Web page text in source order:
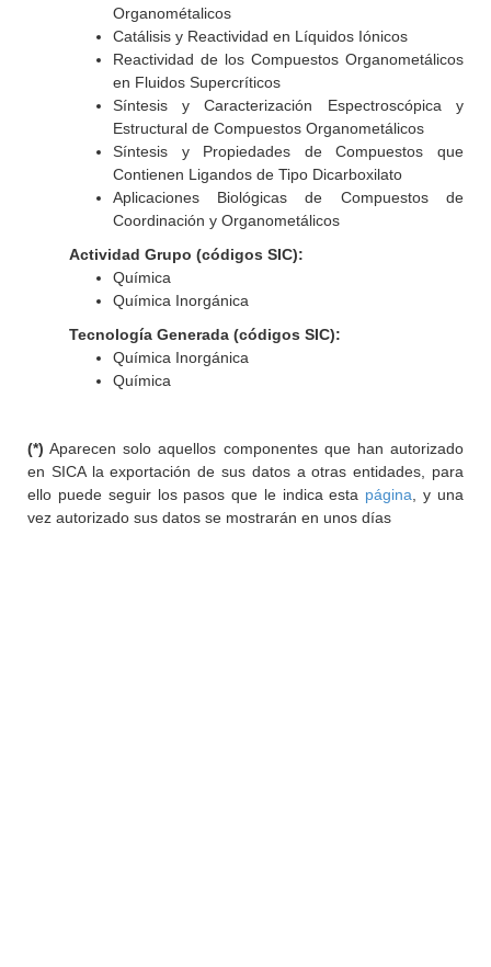
Organométalicos
Catálisis y Reactividad en Líquidos Iónicos
Reactividad de los Compuestos Organometálicos
en Fluidos Supercríticos
Síntesis y Caracterización Espectroscópica y
Estructural de Compuestos Organometálicos
Síntesis y Propiedades de Compuestos que
Contienen Ligandos de Tipo Dicarboxilato
Aplicaciones Biológicas de Compuestos de
Coordinación y Organometálicos
Actividad Grupo (códigos SIC):
Química
Química Inorgánica
Tecnología Generada (códigos SIC):
Química Inorgánica
Química
(*) Aparecen solo aquellos componentes que han autorizado
en SICA la exportación de sus datos a otras entidades, para
ello puede seguir los pasos que le indica esta página , y una
vez autorizado sus datos se mostrarán en unos días